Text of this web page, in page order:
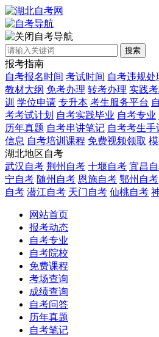
自考导航
搜索
报考指南
自考报名时间 考试时间 自考违规处
教材大纲 免考办理 转考办理 实践
训 学位申请 专升本 考生服务平台
考考试计划 自考实践毕业 自考专业
历年真题 自考串讲笔记 自考考生手
信息 自考培训课程 免费视频领取
湖北地区自考
武汉自考 荆州自考 十堰自考 宜昌
宁自考 随州自考 恩施自考 鄂州自考
自考 潜江自考 天门自考 仙桃自考
网站首页
报考动态
自考专业
自考院校
免费课程
考场查询
成绩查询
自考问答
历年真题
自考笔记